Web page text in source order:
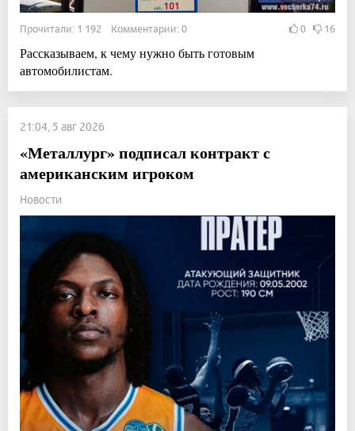
Прочитали: 1 192 Комментарии: 0 0 16
Рассказываем, к чему нужно быть готовым
автомобилистам.
21:04, 5 авг 2026
«Металлург» подписал контракт с
американским игроком
Новости